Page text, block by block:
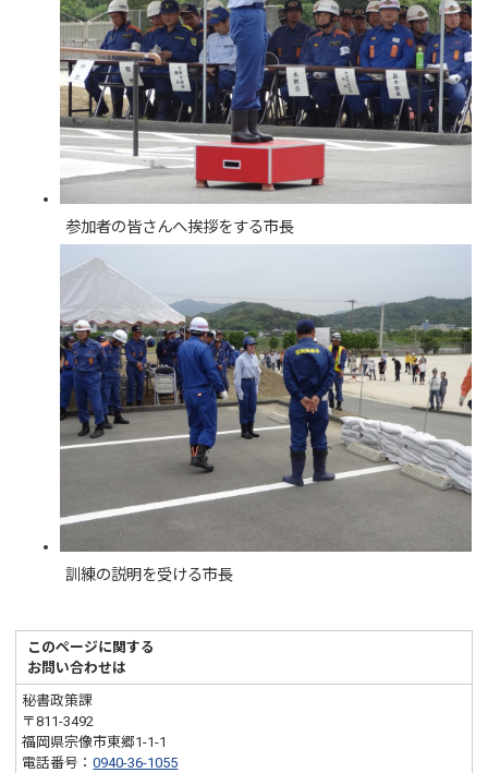
参加者の皆さんへ挨拶をする市長
訓練の説明を受ける市長
このページに関する
お問い合わせは
秘書政策課
〒811-3492
福岡県宗像市東郷1-1-1
電話番号：0940-36-1055